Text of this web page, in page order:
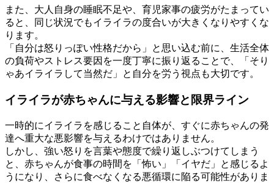
また、大人自身の睡眠不足や、育児家事の疲労がたまってい
ると、同じ状況でもイライラの度合いが大きくなりやすくな
ります。
「自分は怒りっぽい性格だから」と思い込む前に、生活全体
の負荷やストレス要因を一度丁寧に振り返ることで、「そり
ゃあイライラして当然だ」と自分を労う視点も大切です。
イライラが赤ちゃんに与える影響と限界ライン
一時的にイライラを感じること自体が、すぐに赤ちゃんの発
達へ重大な悪影響を与えるわけではありません。
しかし、強い怒りを言葉や態度で繰り返しぶつけてしまう
と、赤ちゃんが食事の時間を「怖い」「イヤだ」と感じるよ
うになり、さらに食べなくなる悪循環に陥る可能性がありま